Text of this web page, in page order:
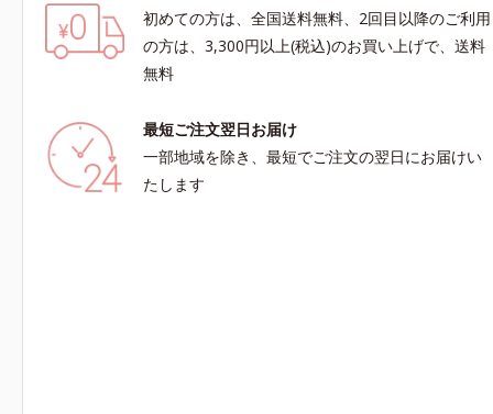
初めての方は、全国送料無料、2回目以降のご利用
の方は、3,300円以上(税込)のお買い上げで、送料
無料
最短ご注文翌日お届け
一部地域を除き、最短でご注文の翌日にお届けい
たします